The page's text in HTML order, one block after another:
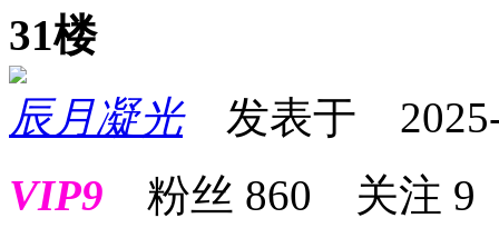
31楼
辰月凝光发表于 2025-
VIP9 粉丝 860 关注 9